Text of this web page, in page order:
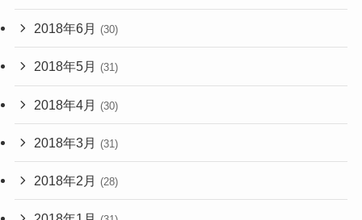
2018年6月 (30)
2018年5月 (31)
2018年4月 (30)
2018年3月 (31)
2018年2月 (28)